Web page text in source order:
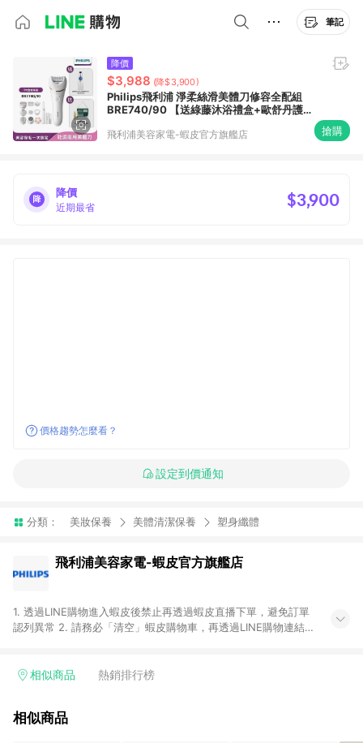
筆記
降價
$3,988 (降$3,900)
Philips飛利浦 淨柔絲滑美體刀修容全配組
BRE740/90 【送綠藤沐浴禮盒+歐舒丹護手
飛利浦美容家電-蝦皮官方旗艦店 搶購
降價
近期最省 $3,900
價格趨勢怎麼看？
設定到價通知
分類： 美妝保養 美體清潔保養 塑身纖體
飛利浦美容家電-蝦皮官方旗艦店
1. 透過LINE購物進入蝦皮後禁止再透過蝦皮直播下單，避免訂單
認列異常 2. 請務必「清空」蝦皮購物車，再透過LINE購物連結至
交易後，想下第二張訂單，請重新從LINE購物連結至蝦皮商店進
隸屬於蝦皮商城，點數回饋請依照「蝦皮超市」商店頁為主。 6.
相似商品 熱銷排行榜
相似商品